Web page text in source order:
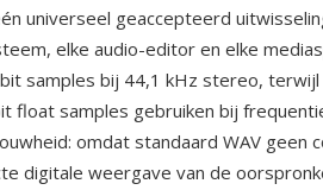
universeel geaccepteerd
elke audio-editor en elke
samples bij 44,1 kHz stereo,
float samples gebruiken bij
omdat standaard WAV geen
digitale weergave van de